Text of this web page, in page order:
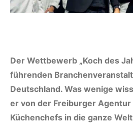
Der Wettbewerb „Koch des
führenden
Deutschland. Was wenige
er von der Freiburger Agentur
Küchenchefs in die ganze